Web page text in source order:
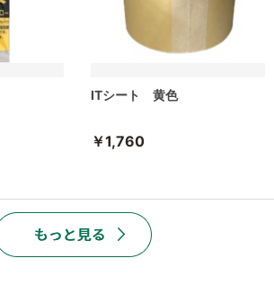
ITシート 黄色
￥1,760